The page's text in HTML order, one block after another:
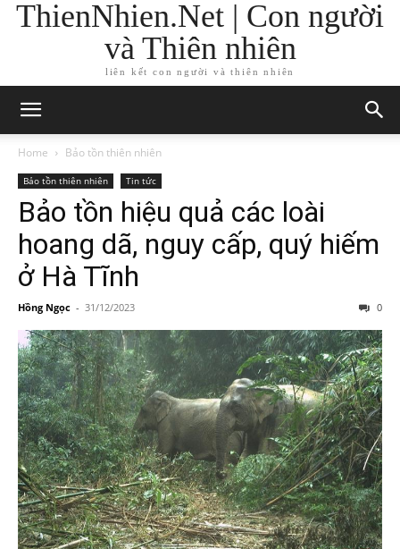
ThienNhien.Net | Con người
và Thiên nhiên
liên kết con người và thiên nhiên
Home Bảo tồn thiên nhiên
Bảo tồn thiên nhiên Tin tức
Bảo tồn hiệu quả các loài
hoang dã, nguy cấp, quý hiếm
ở Hà Tĩnh
Hồng Ngọc - 31/12/2023 0